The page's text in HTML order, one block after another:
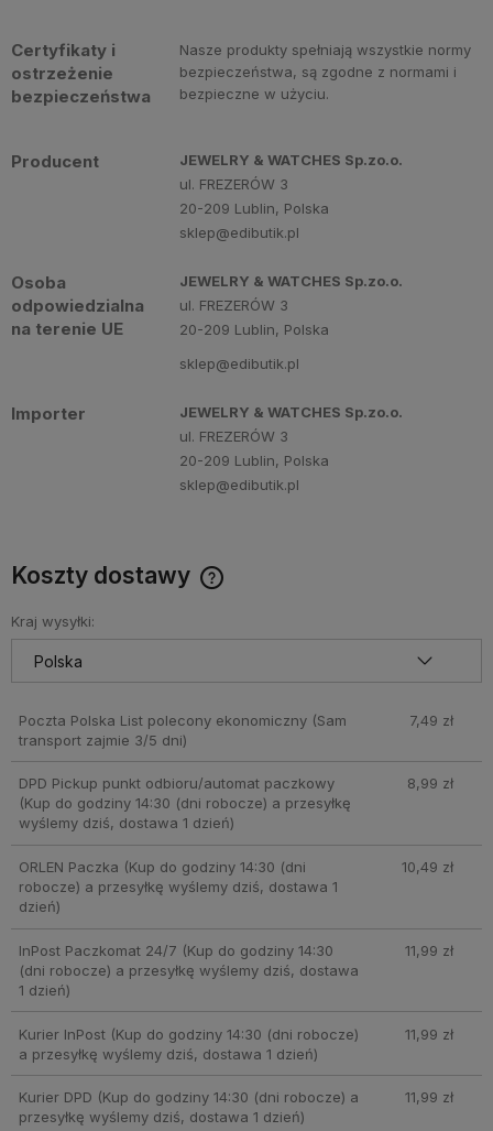
Certyfikaty i
ostrzeżenie
bezpieczeństwa
Nasze produkty spełniają wszystkie normy
bezpieczeństwa, są zgodne z normami i
bezpieczne w użyciu.
Producent
JEWELRY & WATCHES Sp.zo.o.
ul. FREZERÓW 3
20-209 Lublin, Polska
sklep@edibutik.pl
Osoba
odpowiedzialna
na terenie UE
JEWELRY & WATCHES Sp.zo.o.
ul. FREZERÓW 3
20-209 Lublin, Polska
sklep@edibutik.pl
Importer
JEWELRY & WATCHES Sp.zo.o.
ul. FREZERÓW 3
20-209 Lublin, Polska
sklep@edibutik.pl
Koszty dostawy
Kraj wysyłki:
Poczta Polska List polecony ekonomiczny (Sam
transport zajmie 3/5 dni)
7,49 zł
DPD Pickup punkt odbioru/automat paczkowy
(Kup do godziny 14:30 (dni robocze) a przesyłkę
wyślemy dziś, dostawa 1 dzień)
8,99 zł
ORLEN Paczka (Kup do godziny 14:30 (dni
robocze) a przesyłkę wyślemy dziś, dostawa 1
dzień)
10,49 zł
InPost Paczkomat 24/7 (Kup do godziny 14:30
(dni robocze) a przesyłkę wyślemy dziś, dostawa
1 dzień)
11,99 zł
Kurier InPost(Kup do godziny 14:30 (dni robocze)
a przesyłkę wyślemy dziś, dostawa 1 dzień)
11,99 zł
Kurier DPD (Kup do godziny 14:30 (dni robocze) a
przesyłkę wyślemy dziś, dostawa 1 dzień)
11,99 zł